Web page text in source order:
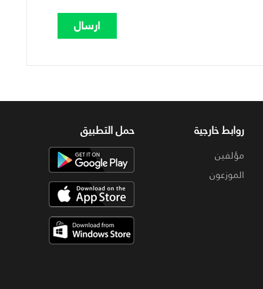
روابط خارجية
مؤلفين
الموزعون
حمل التطبيق